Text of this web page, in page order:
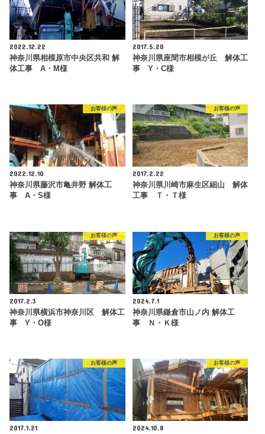
2022.12.22
神奈川県相模原市中央区共和 解
体工事 A・M様
2017.5.20
神奈川県座間市相模が丘 解体工
事 Y・C様
お客様の声
2022.12.10
神奈川県藤沢市亀井野 解体工
事 A・S様
お客様の声
2017.2.22
神奈川県川崎市麻生区細山 解体
工事 Ｔ・Ｔ様
お客様の声
2017.2.3
神奈川県横浜市神奈川区 解体工
事 Y・O様
お客様の声
2024.7.1
神奈川県鎌倉市山ノ内 解体工
事 Ｎ・Ｋ様
お客様の声
2017.1.21
お客様の声
2024.10.8